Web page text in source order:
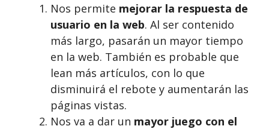
Nos permite mejorar la respuesta de
usuario en la web. Al ser contenido
más largo, pasarán un mayor tiempo
en la web. También es probable que
lean más artículos, con lo que
disminuirá el rebote y aumentarán las
páginas vistas.
Nos va a dar un mayor juego con el